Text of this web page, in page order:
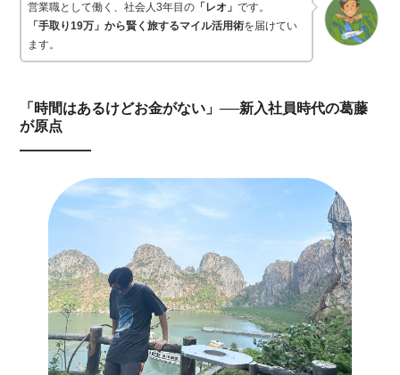
営業職として働く、社会人3年目の 「レオ」です。
「手取り19万」から賢く旅するマイル活用術を届けてい
ます。
「時間はあるけどお金がない」──新入社員時代の葛藤
が原点